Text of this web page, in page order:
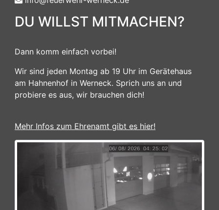
DU WILLST MITMACHEN?
Dann komm einfach vorbei!
Wir sind jeden Montag ab 19 Uhr im Gerätehaus
am Hahnenhof in Werneck. Sprich uns an und
probiere es aus, wir brauchen dich!
Mehr Infos zum Ehrenamt gibt es hier!